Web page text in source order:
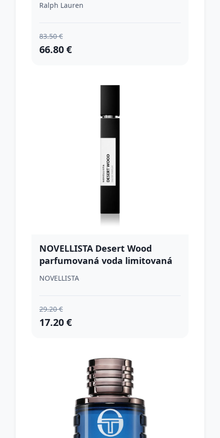
Ralph Lauren
83.50 €
66.80 €
NOVELLISTA Desert Wood
parfumovaná voda limitovaná
edícia unisex 10 ml
NOVELLISTA
29.20 €
17.20 €